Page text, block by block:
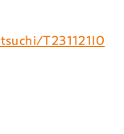
T231121I0